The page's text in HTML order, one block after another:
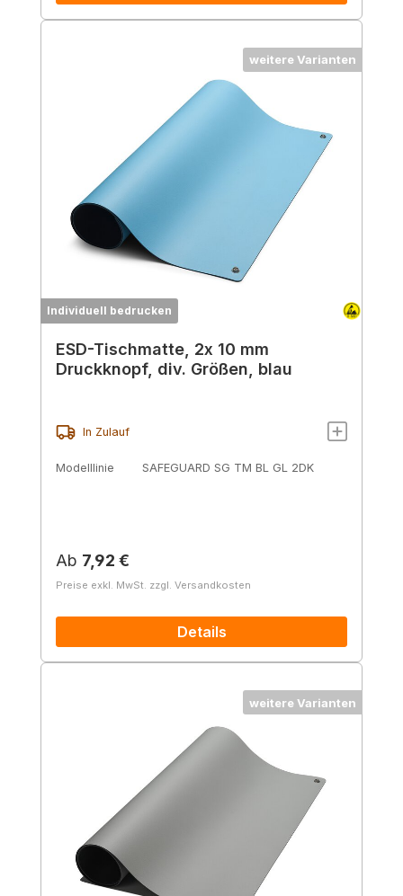
weitere Varianten
Individuell bedrucken
ESD-Tischmatte, 2x 10 mm
Druckknopf, div. Größen, blau
In Zulauf
Modelllinie SAFEGUARD SG TM BL GL 2DK
Regulärer Preis:
Ab 7,92 €
Preise exkl. MwSt. zzgl. Versandkosten
Details
weitere Varianten